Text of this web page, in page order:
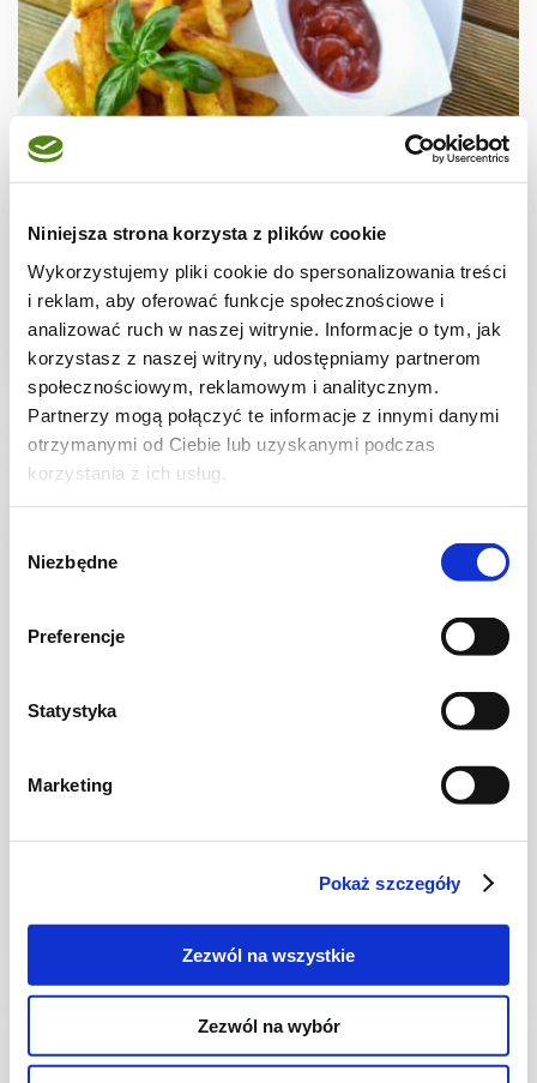
Niniejsza strona korzysta z plików cookie
Wykorzystujemy pliki cookie do spersonalizowania treści
i reklam, aby oferować funkcje społecznościowe i
analizować ruch w naszej witrynie. Informacje o tym, jak
korzystasz z naszej witryny, udostępniamy partnerom
społecznościowym, reklamowym i analitycznym.
Partnerzy mogą połączyć te informacje z innymi danymi
otrzymanymi od Ciebie lub uzyskanymi podczas
korzystania z ich usług.
zgody
Niezbędne
Preferencje
Statystyka
Marketing
Pokaż szczegóły
Zezwól na wszystkie
Zezwól na wybór
Domowe frytki z piekarnika + film
40 min. 1281 kcal 3
DRÓB
1040 kcal